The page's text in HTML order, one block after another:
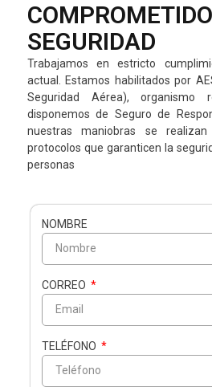
SEGURIDAD
Trabajamos en estricto
actual. Estamos habilitados por
Seguridad Aérea), organismo
disponemos de Seguro de
nuestras maniobras se realizan
protocolos que garanticen la
personas
NOMBRE
CORREO
TELÉFONO